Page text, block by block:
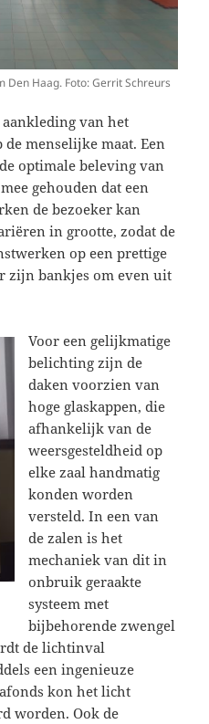
Den Haag. Foto: Gerrit Schreurs
van het
menselijke maat. Een
optimale beleving van
gehouden dat een
de bezoeker kan
in grootte, zodat de
op een prettige
zijn bankjes om even uit
Voor een gelijkmatige
belichting zijn de
daken voorzien van
hoge glaskappen, die
afhankelijk van de
weersgesteldheid op
elke zaal handmatig
konden worden
versteld. In een van
de zalen is het
mechaniek van dit in
onbruik geraakte
systeem met
bijbehorende zwengel
de lichtinval
een ingenieuze
kon het licht
worden. Ook de